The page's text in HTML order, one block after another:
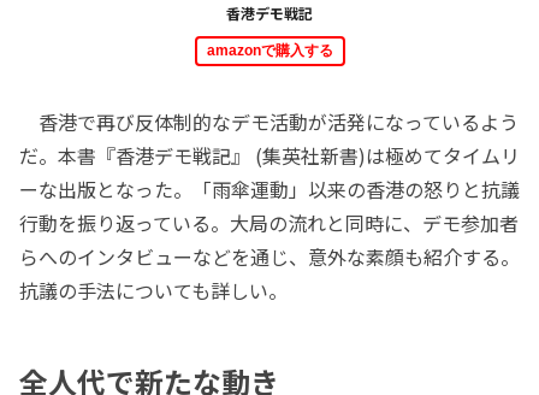
香港デモ戦記
amazonで購入する
香港で再び反体制的なデモ活動が活発になっているよう
だ。本書『香港デモ戦記』 (集英社新書)は極めてタイムリ
ーな出版となった。「雨傘運動」以来の香港の怒りと抗議
行動を振り返っている。大局の流れと同時に、デモ参加者
らへのインタビューなどを通じ、意外な素顔も紹介する。
抗議の手法についても詳しい。
全人代で新たな動き